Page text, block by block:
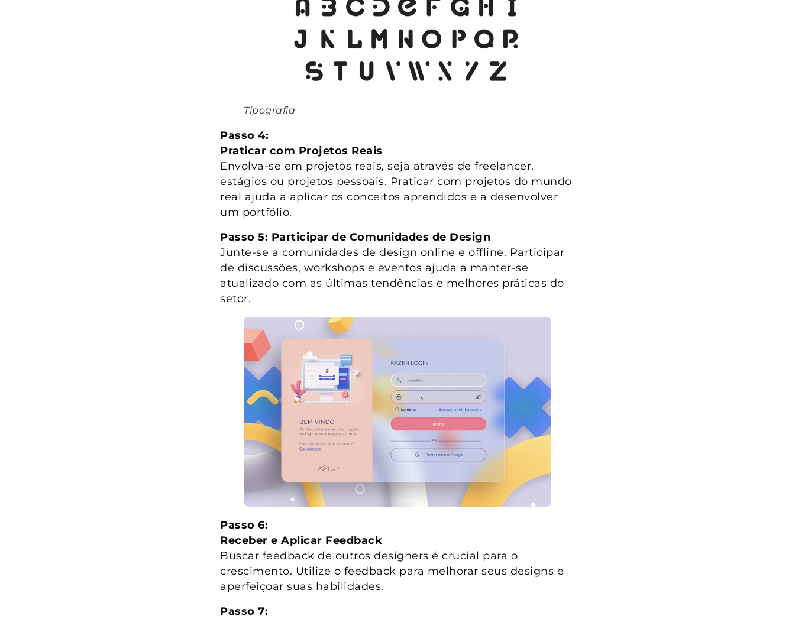
Tipografia
Passo 4:
Praticar com Projetos Reais
Envolva-se em projetos reais, seja através de freelancer,
estágios ou projetos pessoais. Praticar com projetos do mundo
real ajuda a aplicar os conceitos aprendidos e a desenvolver
um portfólio.
Passo 5: Participar de Comunidades de Design
Junte-se a comunidades de design online e offline. Participar
de discussões, workshops e eventos ajuda a manter-se
atualizado com as últimas tendências e melhores práticas do
setor.
Passo 6:
Receber e Aplicar Feedback
Buscar feedback de outros designers é crucial para o
crescimento. Utilize o feedback para melhorar seus designs e
aperfeiçoar suas habilidades.
Passo 7: